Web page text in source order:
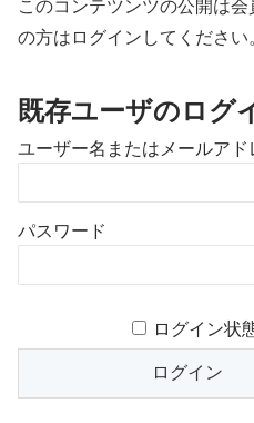
このコンテツンツの公開は
の方はログインしてください
既存ユーザのログ
ユーザー名またはメールアド
パスワード
ログイン状